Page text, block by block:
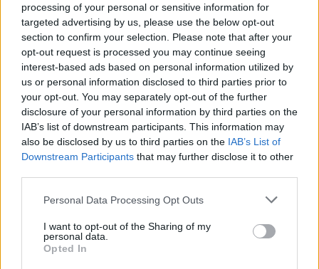
processing of your personal or sensitive information for
targeted advertising by us, please use the below opt-out
section to confirm your selection. Please note that after your
opt-out request is processed you may continue seeing
interest-based ads based on personal information utilized by
us or personal information disclosed to third parties prior to
your opt-out. You may separately opt-out of the further
disclosure of your personal information by third parties on the
IAB’s list of downstream participants. This information may
also be disclosed by us to third parties on the IAB’s List of
Downstream Participants that may further disclose it to other
Personal Data Processing Opt Outs
I want to opt-out of the Sharing of my
personal data.
Opted In
@COOLH